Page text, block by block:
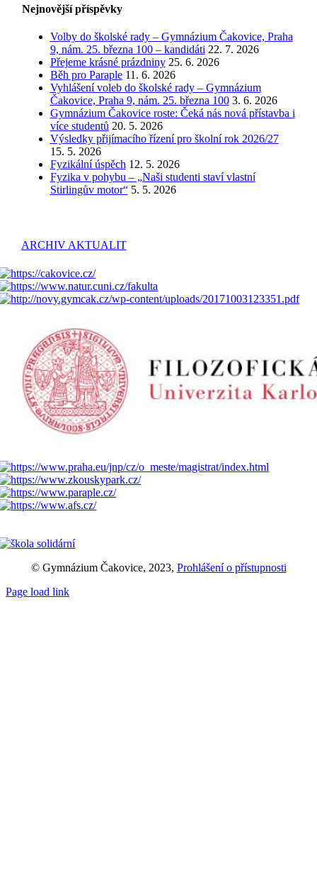
Nejnovější příspěvky
Volby do školské rady – Gymnázium Čakovice, Praha
9, nám. 25. března 100 – kandidáti 22. 7. 2026
Přejeme krásné prázdniny 25. 6. 2026
Běh pro Paraple 11. 6. 2026
Vyhlášení voleb do školské rady – Gymnázium
Čakovice, Praha 9, nám. 25. března 100 3. 6. 2026
Gymnázium Čakovice roste: Čeká nás nová přístavba i
více studentů 20. 5. 2026
Výsledky přijímacího řízení pro školní rok 2026/27
15. 5. 2026
Fyzikální úspěch 12. 5. 2026
Fyzika v pohybu – „Naši studenti staví vlastní
Stirlingův motor“ 5. 5. 2026
ARCHIV AKTUALIT
© Gymnázium Čakovice, 2023, Prohlášení o přístupnosti
Page load link